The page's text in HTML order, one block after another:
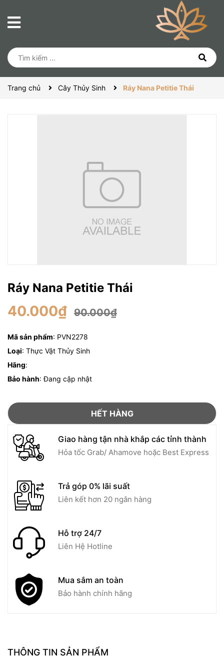
Trang chủ Cây Thủy Sinh Ráy Nana Petitie Thái
Ráy Nana Petitie Thái
40.000₫ 90.000₫
Mã sản phẩm: PVN2278
Loại: Thực Vật Thủy Sinh
Hãng:
Bảo hành: Đang cập nhật
HẾT HÀNG
Giao hàng tận nhà khắp các tỉnh thành
Hỏa tốc Grab/ Ahamove hoặc Best Express
Trả góp 0% lãi suất
Liên kết hơn 20 ngân hàng
Hỗ trợ 24/7
Liên Hệ Hotline
Mua sắm an toàn
Bảo hành chính hãng
THÔNG TIN SẢN PHẨM